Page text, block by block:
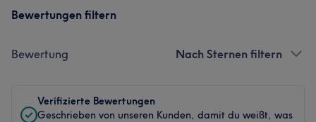
Bewertungen filtern
Bewertung Nach Sternen filtern
Verifizierte Bewertungen
Geschrieben von unseren Kunden, damit du weißt, was